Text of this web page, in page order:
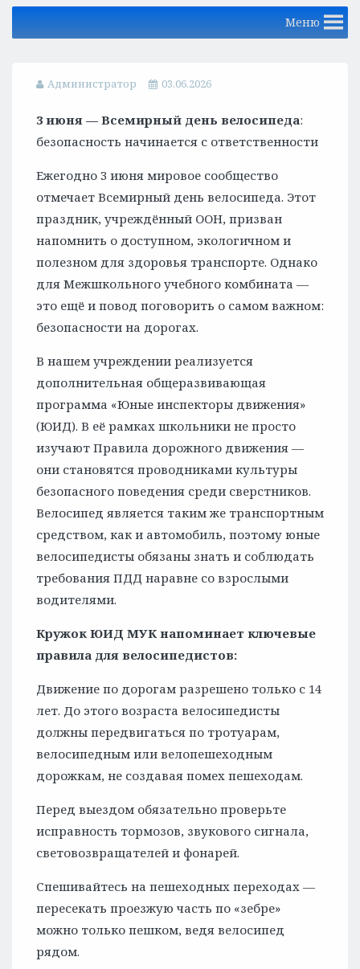
Меню
Администратор 03.06.2026
3 июня — Всемирный день велосипеда:
безопасность начинается с ответственности
Ежегодно 3 июня мировое сообщество
отмечает Всемирный день велосипеда. Этот
праздник, учреждённый ООН, призван
напомнить о доступном, экологичном и
полезном для здоровья транспорте. Однако
для Межшкольного учебного комбината —
это ещё и повод поговорить о самом важном:
безопасности на дорогах.
В нашем учреждении реализуется
дополнительная общеразвивающая
программа «Юные инспекторы движения»
(ЮИД). В её рамках школьники не просто
изучают Правила дорожного движения —
они становятся проводниками культуры
безопасного поведения среди сверстников.
Велосипед является таким же транспортным
средством, как и автомобиль, поэтому юные
велосипедисты обязаны знать и соблюдать
требования ПДД наравне со взрослыми
водителями.
Кружок ЮИД МУК напоминает ключевые
правила для велосипедистов:
Движение по дорогам разрешено только с 14
лет. До этого возраста велосипедисты
должны передвигаться по тротуарам,
велосипедным или велопешеходным
дорожкам, не создавая помех пешеходам.
Перед выездом обязательно проверьте
исправность тормозов, звукового сигнала,
световозвращателей и фонарей.
Спешивайтесь на пешеходных переходах —
пересекать проезжую часть по «зебре»
можно только пешком, ведя велосипед
рядом.